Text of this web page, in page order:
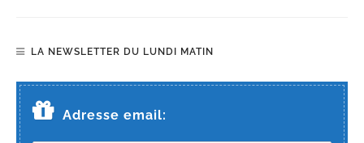
LA NEWSLETTER DU LUNDI MATIN
Adresse email: